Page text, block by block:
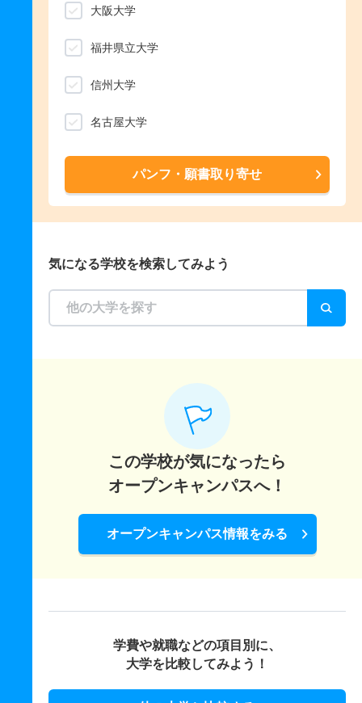
大阪大学
福井県立大学
信州大学
名古屋大学
パンフ・願書取り寄せ
気になる学校を検索してみよう
この学校が気になったら
オープンキャンパスへ！
オープンキャンパス情報をみる
学費や就職などの項目別に、
大学を比較してみよう！